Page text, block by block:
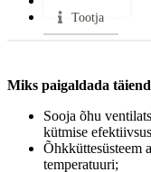
Tootja
Miks paigaldada
Sooja õhu
kütmise
Õhkküttesüsteem
temperatuuri;